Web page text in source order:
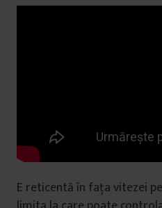
E reticentă în fața vitezei